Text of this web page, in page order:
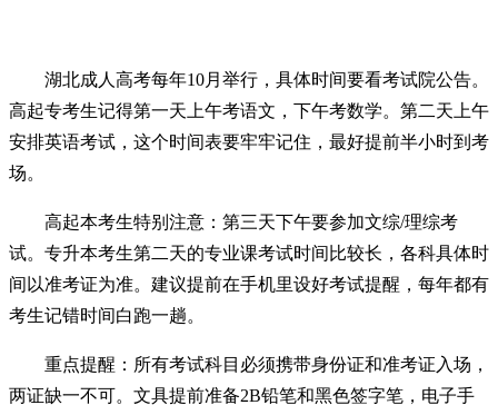
湖北成人高考每年10月举行，具体时间要看考试院公告。
高起专考生记得第一天上午考语文，下午考数学。第二天上午
安排英语考试，这个时间表要牢牢记住，最好提前半小时到考
场。
高起本考生特别注意：第三天下午要参加文综/理综考
试。专升本考生第二天的专业课考试时间比较长，各科具体时
间以准考证为准。建议提前在手机里设好考试提醒，每年都有
考生记错时间白跑一趟。
重点提醒：所有考试科目必须携带身份证和准考证入场，
两证缺一不可。文具提前准备2B铅笔和黑色签字笔，电子手